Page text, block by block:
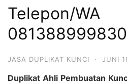
Telepon/WA
081388999830
JASA DUPLIKAT KUNCI · JUNI
Duplikat Ahli Pembuatan